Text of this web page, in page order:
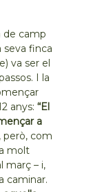
de camp
seva finca
va ser el
I la
anys: “El
a
però, com
molt
març – i,
caminar.